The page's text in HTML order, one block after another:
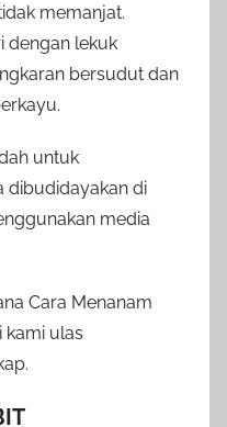
memanjat.
dengan lekuk
bersudut dan
untuk
dibudidayakan di
media
Cara Menanam
kami ulas